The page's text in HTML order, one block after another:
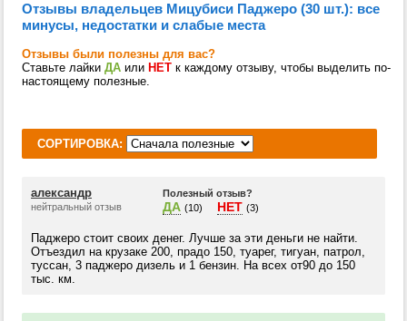
Отзывы владельцев Мицубиси Паджеро (30 шт.): все
минусы, недостатки и слабые места
Отзывы были полезны для вас?
Ставьте лайки ДА или НЕТ к каждому отзыву, чтобы выделить по-
настоящему полезные.
СОРТИРОВКА:
александр
нейтральный отзыв
Полезный отзыв?
ДА (10) НЕТ (3)
Паджеро стоит своих денег. Лучше за эти деньги не найти.
Отъездил на крузаке 200, прадо 150, туарег, тигуан, патрол,
туссан, 3 паджеро дизель и 1 бензин. На всех от90 до 150
тыс. км.